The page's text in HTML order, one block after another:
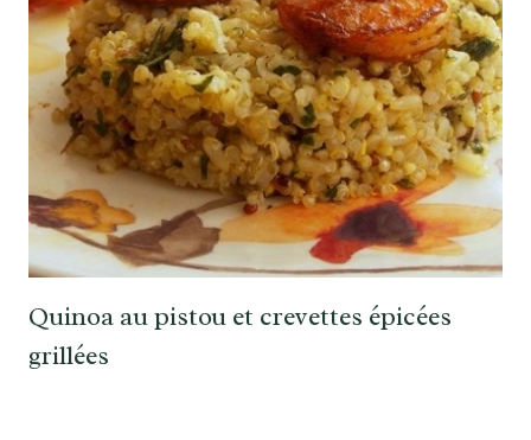
Quinoa au pistou et crevettes épicées
grillées